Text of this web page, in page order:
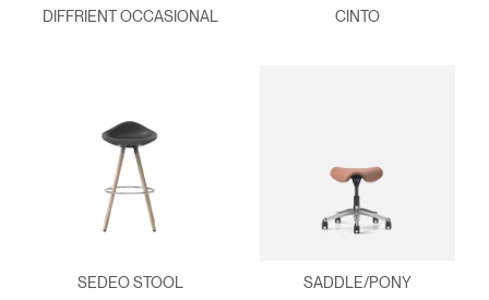
DIFFRIENT OCCASIONAL CINTO
SEDEO STOOL SADDLE/PONY